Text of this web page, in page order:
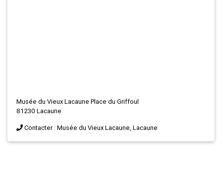
Musée du Vieux Lacaune Place du Griffoul
81230 Lacaune
Contacter : Musée du Vieux Lacaune, Lacaune